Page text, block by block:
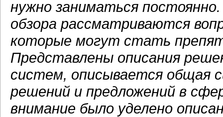
нужно заниматься
обзора рассматриваются
которые могут стать
Представлены описания
систем, описывается общая
решений и предложений в
внимание было уделено